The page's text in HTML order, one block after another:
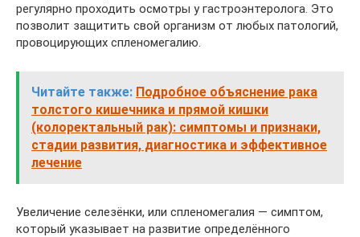
регулярно проходить осмотры у гастроэнтеролога. Это
позволит защитить свой организм от любых патологий,
провоцирующих спленомегалию.
Читайте также: Подробное объяснение рака
толстого кишечника и прямой кишки
(колоректальный рак): симптомы и признаки,
стадии развития, диагностика и эффективное
лечение
Увеличение селезёнки, или спленомегалия — симптом,
который указывает на развитие определённого